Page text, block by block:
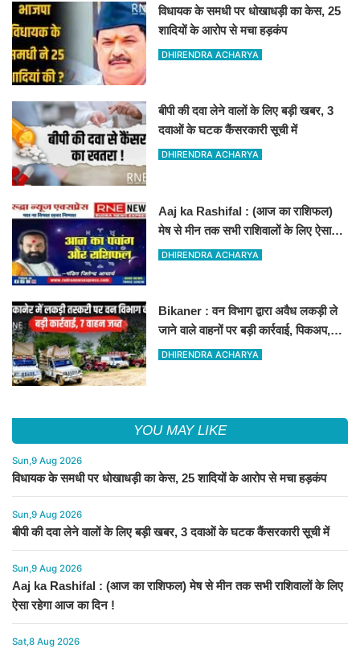
विधायक के समधी पर धोखाधड़ी का केस, 25
शादियों के आरोप से मचा हड़कंप
DHIRENDRA ACHARYA
बीपी की दवा लेने वालों के लिए बड़ी खबर, 3
दवाओं के घटक कैंसरकारी सूची में
DHIRENDRA ACHARYA
Aaj ka Rashifal : (आज का राशिफल)
मेष से मीन तक सभी राशिवालों के लिए ऐसा
रहेगा आज का दिन !
DHIRENDRA ACHARYA
Bikaner : वन विभाग द्वारा अवैध लकड़ी ले
जाने वाले वाहनों पर बड़ी कार्रवाई, पिकअप,
ट्रैक्टर और ट्रक जब्त!
DHIRENDRA ACHARYA
YOU MAY LIKE
Sun,9 Aug 2026
विधायक के समधी पर धोखाधड़ी का केस, 25 शादियों के आरोप से मचा हड़कंप
Sun,9 Aug 2026
बीपी की दवा लेने वालों के लिए बड़ी खबर, 3 दवाओं के घटक कैंसरकारी सूची में
Sun,9 Aug 2026
Aaj ka Rashifal : (आज का राशिफल) मेष से मीन तक सभी राशिवालों के लिए
ऐसा रहेगा आज का दिन !
Sat,8 Aug 2026